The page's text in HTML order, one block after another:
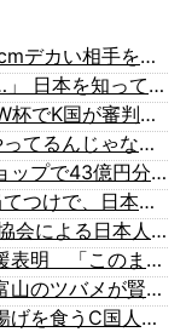
【衝撃】 K国人「170cmの日本人、40cmデカい相手を踊らせてる」
海外「日本なんて行くんじゃなかった…」 日本を知ってしまったディズニー信者、帰国後『本家』に失望する事態に
K国人「悲報：FIFA会長にさえ2002年W杯でK国が審判を買収していたと思われていた模様…（ブルブル」＝K国の反応
K国人「日本のサッカー協会も性接待やってるんじゃないですか？」
海外「桁違いだ」日本のオンラインショップで43億円分キャンセルした女に海外びっくり仰天！（海外の反応）
K国、日本の新しい防衛白書に対する当てつけで、日本の制止も聞かず日本の領土で軍事訓練を強行
K国人「東南アジア各国がK国サッカー協会による日本人や外国人審判接待を報道！」→「信頼を揺るがす深刻なスキャンダル‥」
小沢一郎氏、玉城デニー知事を全力応援表明 「このままでは勝てない」中道の態度を批判 玉城氏「小沢氏は政治の師匠」※中道は支援表明せず
【動画】自動ドアの仕組みを理解した富山のツバメが賢い。
【移民政策反対】イオンの売り場で唐揚げを食うC国人の子供